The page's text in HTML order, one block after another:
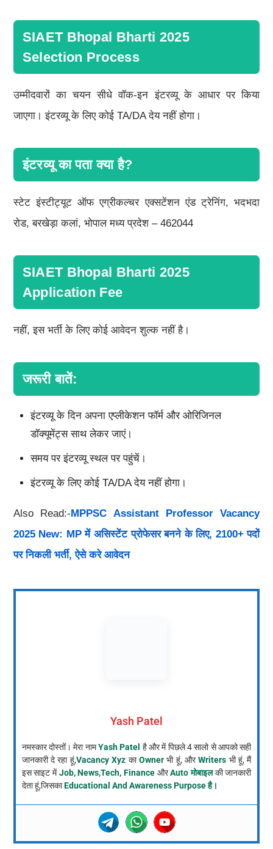
SIAET Bhopal Bharti 2025
Selection Process
उम्मीदवारों का चयन सीधे वॉक-इन इंटरव्यू के आधार पर किया
जाएगा। इंटरव्यू के लिए कोई TA/DA देय नहीं होगा।
इंटरव्यू का पता क्या है?
स्टेट इंस्टीट्यूट ऑफ एग्रीकल्चर एक्सटेंशन एंड ट्रेनिंग, भदभदा
रोड, बरखेड़ा कलां, भोपाल मध्य प्रदेश – 462044
SIAET Bhopal Bharti 2025
Application Fee
नहीं, इस भर्ती के लिए कोई आवेदन शुल्क नहीं है।
जरूरी बातें:
इंटरव्यू के दिन अपना एप्लीकेशन फॉर्म और ओरिजिनल
डॉक्यूमेंट्स साथ लेकर जाएं।
समय पर इंटरव्यू स्थल पर पहुंचें।
इंटरव्यू के लिए कोई TA/DA देय नहीं होगा।
Also Read:-MPPSC Assistant Professor Vacancy
2025 New: MP में असिस्टेंट प्रोफेसर बनने के लिए, 2100+ पदों
पर निकली भर्ती, ऐसे करे आवेदन
Yash Patel
नमस्कार दोस्तों। मेरा नामYash Patel है और में पिछले 4 सालो से आपको सही
जानकारी दे रहा हूं,Vacancy Xyz काOwnerभी हूं, औरWriters भी हूं, मैं
इस साइट मेंJob, News,Tech, Finance औरAuto मोबाइलकी जानकारी
देता हूं,जिसकाEducational And Awareness Purpose है।